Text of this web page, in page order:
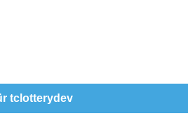
tclotterydev